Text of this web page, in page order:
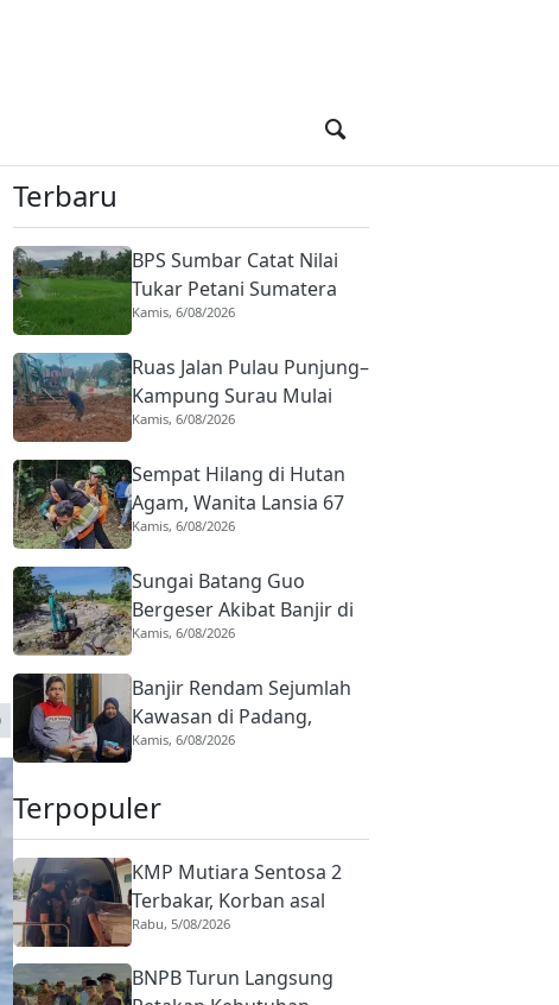
Terbaru
BPS Sumbar Catat Nilai
Tukar Petani Sumatera
Barat Naik, Tanaman
Kamis, 6/08/2026
Ruas Jalan Pulau Punjung–
Kampung Surau Mulai
Diperbaiki Pemkab
Sambut Gembira
Kamis, 6/08/2026
Sempat Hilang di Hutan
Agam, Wanita Lansia 67
Tahun Ditemukan Selamat
Kamis, 6/08/2026
Sungai Batang Guo
Bergeser Akibat Banjir di
Padang, Tiga Alat Berat
Kamis, 6/08/2026
Banjir Rendam Sejumlah
Kawasan di Padang,
Pertamina Patra Niaga
Paket Bantuan
Kamis, 6/08/2026
Terpopuler
KMP Mutiara Sentosa 2
Terbakar, Korban asal
Sumbar Rino Eka Putra
Rabu, 5/08/2026
BNPB Turun Langsung